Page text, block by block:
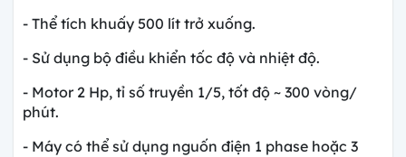
- Thể tích khuấy 500 lít trở xuống.
- Sử dụng bộ điều khiển tốc độ và nhiệt độ.
- Motor 2 Hp, tỉ số truyền 1/5, tốt độ ~ 300 vòng/
phút.
- Máy có thể sử dụng nguốn điện 1 phase hoặc 3